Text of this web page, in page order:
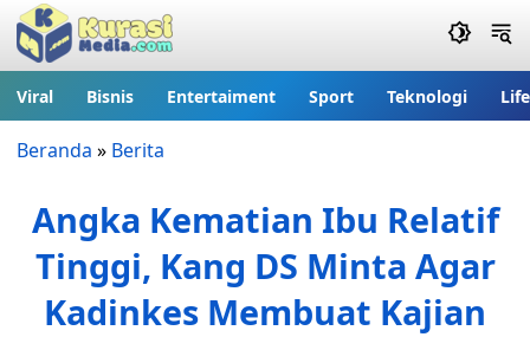
Viral Bisnis Entertaiment Sport Teknologi
Beranda » Berita
Angka Kematian Ibu Relatif
Tinggi, Kang DS Minta Agar
Kadinkes Membuat Kajian